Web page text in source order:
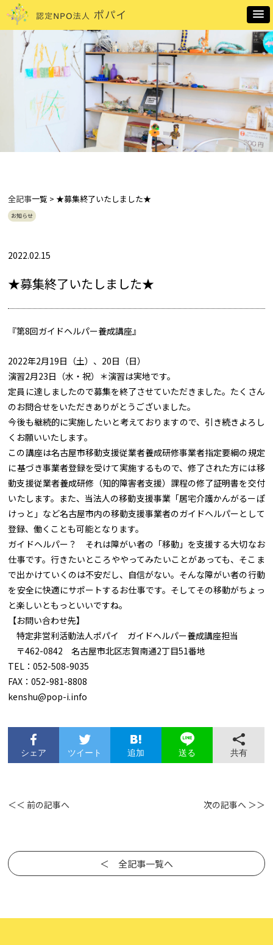
全記事一覧 > ★募集終了いたしました★
お知らせ
2022.02.15
★募集終了いたしました★
『第8回ガイドヘルパー養成講座』
2022年2月19日（土）、20日（日）
演習2月23日（水・祝）＊演習は実地です。
定員に達しましたので募集を終了させていただきました。たくさん
のお問合せをいただきありがとうございました。
今後も継続的に実施したいと考えておりますので、引き続きよろし
くお願いいたします。
この講座は名古屋市移動支援従業者養成研修事業者指定要綱の規定
に基づき事業者登録を受けて実施するもので、修了された方には移
動支援従業者養成研修（知的障害者支援）課程の修了証明書を交付
いたします。また、当法人の移動支援事業「居宅介護かんがるーぽ
けっと」など名古屋市内の移動支援事業者のガイドヘルパーとして
登録、働くことも可能となります。
ガイドヘルパー？ それは障がい者の「移動」を支援する大切なお
仕事です。行きたいところややってみたいことがあっても、そこま
で出かけていくのは不安だし、自信がない。そんな障がい者の行動
を安全に快適にサポートするお仕事です。そしてその移動がちょっ
と楽しいともっといいですね。
【お問い合わせ先】
特定非営利活動法人ポパイ ガイドヘルパー養成講座担当
〒462-0842 名古屋市北区志賀南通2丁目51番地
TEL：052-508-9035
FAX：052-981-8808
kenshu@pop-i.info
シェア ツイート 追加 送る 共有
＜＜ 前の記事へ 次の記事へ ＞＞
＜ 全記事一覧へ